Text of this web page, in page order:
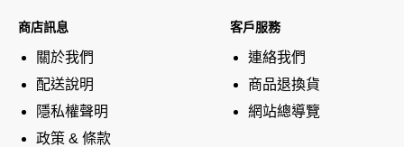
商店訊息
關於我們
配送說明
隱私權聲明
政策 & 條款
客戶服務
連絡我們
商品退換貨
網站總導覽